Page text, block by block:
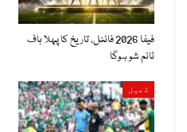
فیفا 2026 فائنل، تاریخ کا پہلا ہاف
ٹائم شو ہوگا
کھیل